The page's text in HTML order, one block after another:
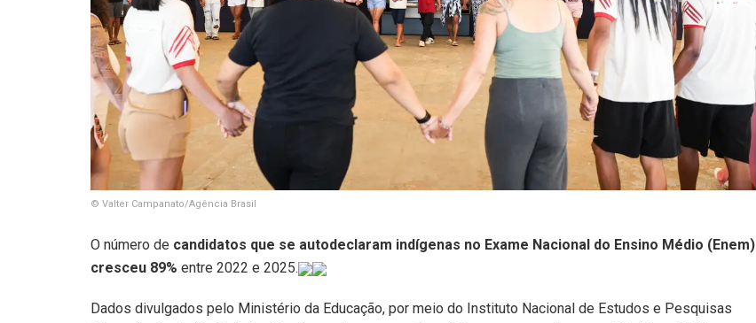
© Valter Campanato/Agência Brasil
O número de candidatos que se autodeclaram indígenas no Exame Nacional do Ensino Médio (Enem)
cresceu 89% entre 2022 e 2025.
Dados divulgados pelo Ministério da Educação, por meio do Instituto Nacional de Estudos e Pesquisas